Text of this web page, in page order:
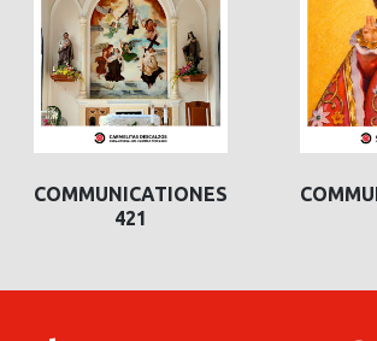
COMMUNICATIONES
420